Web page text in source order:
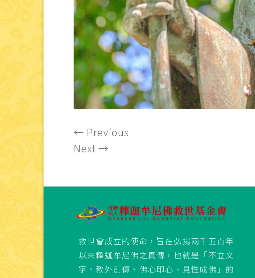
← Previous
Next →
救世會成立的使命，旨在弘揚兩千五百年
以來釋迦牟尼佛之真傳，也就是「不立文
字、教外別傳、佛心印心、見性成佛」的